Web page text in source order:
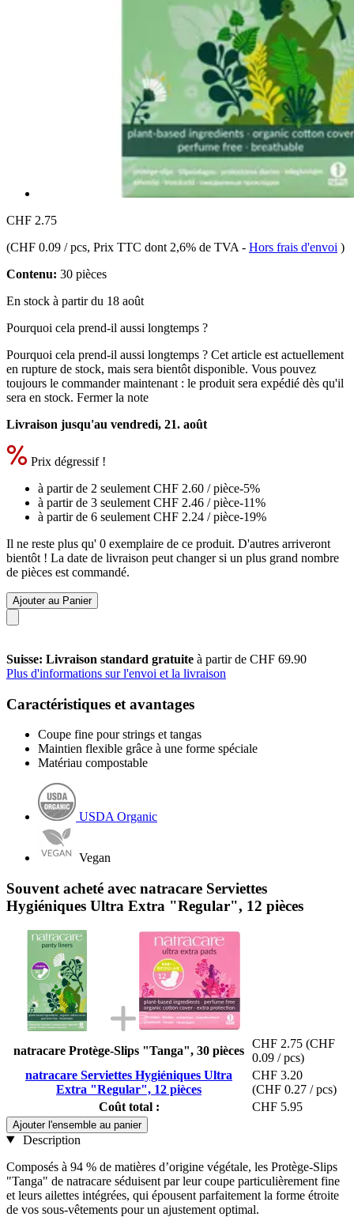
CHF 2.75
(CHF 0.09 / pcs, Prix TTC dont 2,6% de TVA - Hors frais d'envoi )
Contenu: 30 pièces
En stock à partir du 18 août
Pourquoi cela prend-il aussi longtemps ?
Pourquoi cela prend-il aussi longtemps ? Cet article est actuellement
en rupture de stock, mais sera bientôt disponible. Vous pouvez
toujours le commander maintenant : le produit sera expédié dès qu'il
sera en stock. Fermer la note
Livraison jusqu'au vendredi, 21. août
Prix dégressif !
à partir de 2 seulement CHF 2.60 / pièce-5%
à partir de 3 seulement CHF 2.46 / pièce-11%
à partir de 6 seulement CHF 2.24 / pièce-19%
Il ne reste plus qu' 0 exemplaire de ce produit. D'autres arriveront
bientôt ! La date de livraison peut changer si un plus grand nombre
de pièces est commandé.
Ajouter au Panier
Suisse: Livraison standard gratuite à partir de CHF 69.90
Plus d'informations sur l'envoi et la livraison
Caractéristiques et avantages
Coupe fine pour strings et tangas
Maintien flexible grâce à une forme spéciale
Matériau compostable
USDA Organic
Vegan
Souvent acheté avec natracare Serviettes
Hygiéniques Ultra Extra "Regular", 12 pièces
natracare Protège-Slips "Tanga", 30 pièces
CHF 2.75 (CHF
0.09 / pcs)
natracare Serviettes Hygiéniques Ultra
Extra "Regular", 12 pièces
CHF 3.20
(CHF 0.27 / pcs)
Coût total :
CHF 5.95
Ajouter l'ensemble au panier
Description
Composés à 94 % de matières d’origine végétale, les Protège-Slips
"Tanga" de natracare séduisent par leur coupe particulièrement fine
et leurs ailettes intégrées, qui épousent parfaitement la forme étroite
de vos sous-vêtements pour un ajustement optimal.